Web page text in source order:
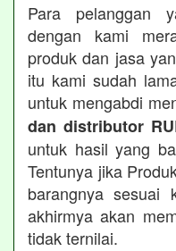
Para pelanggan
dengan kami
produk dan jasa
itu kami sudah
untuk mengabdi
dan distributor
untuk hasil yang
Tentunya jika
barangnya sesuai
akhirmya akan
tidak ternilai.